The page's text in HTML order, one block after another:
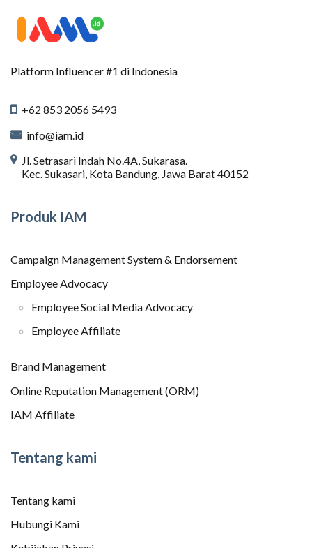
Platform Influencer #1 di Indonesia
+62 853 2056 5493
info@iam.id
Jl. Setrasari Indah No.4A, Sukarasa.
Kec. Sukasari, Kota Bandung, Jawa Barat 40152
Produk IAM
Campaign Management System & Endorsement
Employee Advocacy
Employee Social Media Advocacy
Employee Affiliate
Brand Management
Online Reputation Management (ORM)
IAM Affiliate
Tentang kami
Tentang kami
Hubungi Kami